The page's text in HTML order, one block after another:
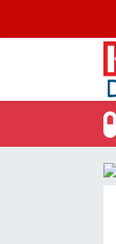
Karabük
Karabük
Karabük
Süper